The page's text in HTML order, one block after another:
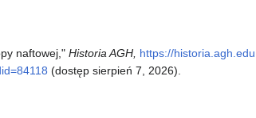
naftowej," Historia AGH, https://
(dostęp sierpień 7, 2026).